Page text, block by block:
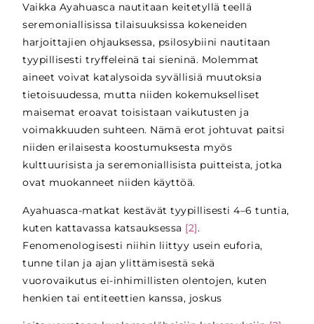
Vaikka Ayahuasca nautitaan keitetyllä teellä
seremoniallisissa tilaisuuksissa kokeneiden
harjoittajien ohjauksessa, psilosybiini nautitaan
tyypillisesti tryffeleinä tai sieninä. Molemmat
aineet voivat katalysoida syvällisiä muutoksia
tietoisuudessa, mutta niiden kokemukselliset
maisemat eroavat toisistaanvaikutusten ja
voimakkuuden suhteen. Nämä erot johtuvat paitsi
niiden erilaisesta koostumuksesta myös
kulttuurisista ja seremoniallisista puitteista, jotka
ovat muokanneet niiden käyttöä.
Ayahuasca-matkat kestävät tyypillisesti 4–6 tuntia,
kuten kattavassa katsauksessa [2].
Fenomenologisesti niihin liittyy usein euforia,
tunne tilan ja ajan ylittämisestä sekä
vuorovaikutus ei-inhimillisten olentojen, kuten
henkien tai entiteettien kanssa, joskus